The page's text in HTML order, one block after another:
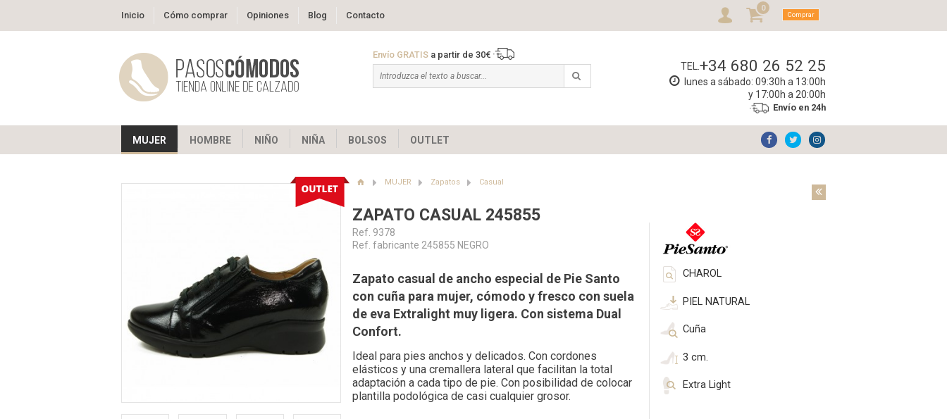
Inicio Cómo comprar Opiniones Blog Contacto
0
Comprar
Envío GRATISa partir de 30€
TEL.+34 680 26 52 25
lunes a sábado: 09:30h a 13:00h
y 17:00h a 20:00h
Envío en 24h
MUJER HOMBRE NIÑO NIÑA BOLSOS OUTLET
MUJER Zapatos Casual
ZAPATO CASUAL 245855
Ref. 9378
Ref. fabricante 245855 NEGRO
Zapato casual de ancho especial de Pie Santo
con cuña para mujer, cómodo y fresco con suela
de eva Extralight muy ligera. Con sistema Dual
Confort.
Ideal para pies anchos y delicados. Con cordones
elásticos y una cremallera lateral que facilitan la total
adaptación a cada tipo de pie. Con posibilidad de colocar
plantilla podológica de casi cualquier grosor.
CHAROL
PIEL NATURAL
Cuña
3 cm.
Extra Light